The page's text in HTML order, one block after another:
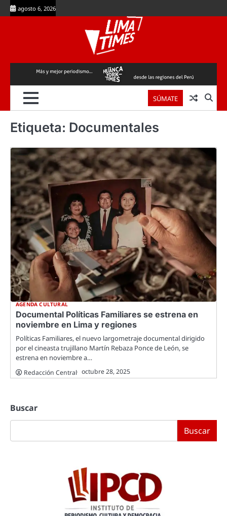
Skip
to
agosto 6, 2026
SÚMATE
Etiqueta: Documentales
AGENDA CULTURAL
Documental Políticas Familiares se estrena en
noviembre en Lima y regiones
Políticas Familiares, el nuevo largometraje documental dirigido
por el cineasta trujillano Martín Rebaza Ponce de León, se
estrena en noviembre a…
Redacción Central octubre 28, 2025
Buscar
Buscar